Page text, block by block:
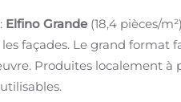
Elfino Grande (18,4 pièces/
façades. Le grand
Produites localement à